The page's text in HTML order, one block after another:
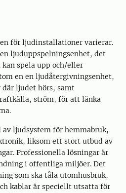
för ljudinstallationer varierar.
ljuduppspelningsenhet, det
spela upp och/eller
en en ljudåtergivningsenhet,
ljudet hörs, samt
ström, för att länka
ljudsystem för hemmabruk,
liksom ett stort utbud av
Professionella lösningar är
i offentliga miljöer. Det
som ska tåla utomhusbruk,
kablar är speciellt utsatta för